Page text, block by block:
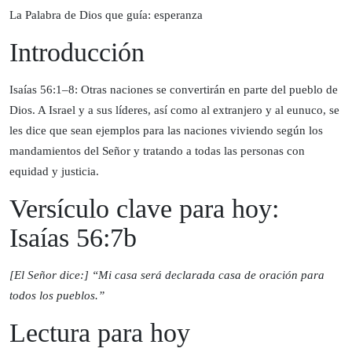
La Palabra de Dios que guía: esperanza
Introducción
Isaías 56:1–8: Otras naciones se convertirán en parte del pueblo de
Dios. A Israel y a sus líderes, así como al extranjero y al eunuco, se
les dice que sean ejemplos para las naciones viviendo según los
mandamientos del Señor y tratando a todas las personas con
equidad y justicia.
Versículo clave para hoy:
Isaías 56:7b
[El Señor dice:] “Mi casa será declarada casa de oración para
todos los pueblos.”
Lectura para hoy